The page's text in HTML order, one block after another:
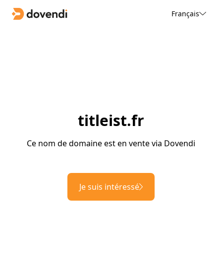
Français
titleist.fr
Ce nom de domaine est en vente via Dovendi
Je suis intéressé